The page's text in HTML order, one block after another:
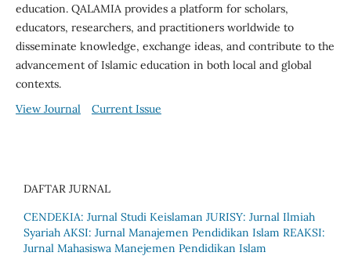
education. QALAMIA provides a platform for scholars,
educators, researchers, and practitioners worldwide to
disseminate knowledge, exchange ideas, and contribute to the
advancement of Islamic education in both local and global
contexts.
View Journal
Current Issue
DAFTAR JURNAL
CENDEKIA: Jurnal Studi Keislaman JURISY: Jurnal Ilmiah
Syariah AKSI: Jurnal Manajemen Pendidikan Islam REAKSI:
Jurnal Mahasiswa Manejemen Pendidikan Islam